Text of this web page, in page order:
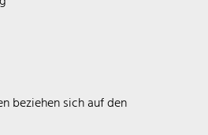
beziehen sich auf den